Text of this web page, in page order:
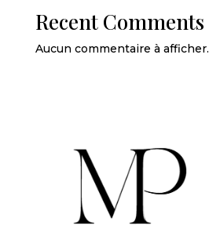
Recent Comments
Aucun commentaire à afficher.